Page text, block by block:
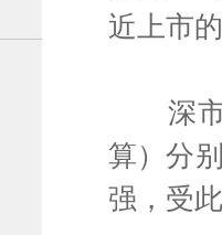
近上市
深市
算）分
强，受